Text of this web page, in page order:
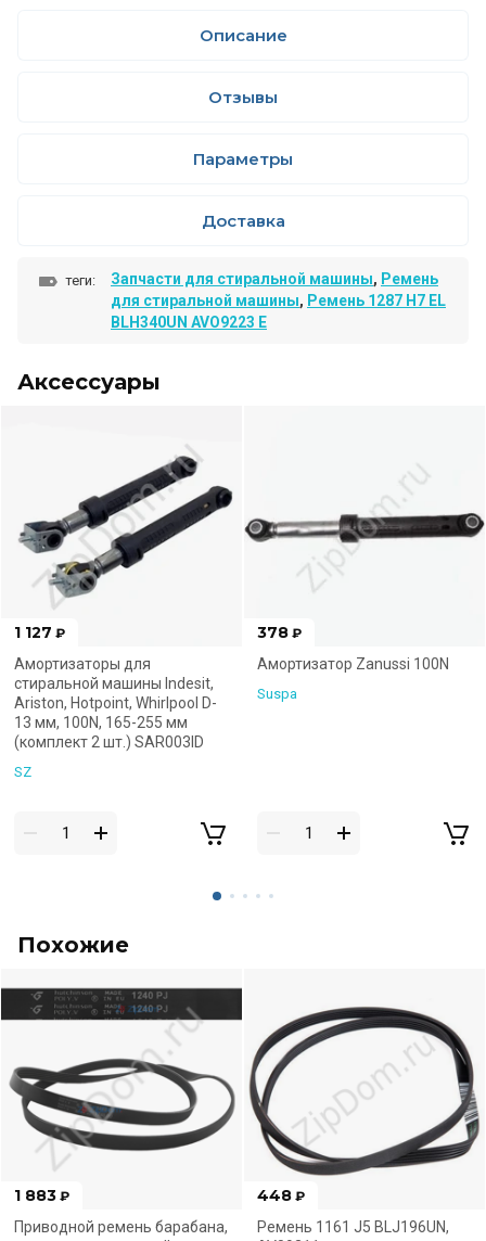
Описание
Отзывы
Параметры
Доставка
теги: Запчасти для стиральной машины, Ремень
для стиральной машины, Ремень 1287 H7 EL
BLH340UN AVO9223 E
Аксессуары
1 127 ₽
Амортизаторы для
стиральной машины Indesit,
Ariston, Hotpoint, Whirlpool D-
13 мм, 100N, 165-255 мм
(комплект 2 шт.) SAR003ID
SZ
378 ₽
Амортизатор Zanussi 100N
Suspa
Похожие
1 883 ₽
Приводной ремень барабана,
448 ₽
Ремень 1161 J5 BLJ196UN,